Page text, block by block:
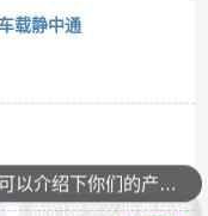
载静中通
你们是怎么收费的呢